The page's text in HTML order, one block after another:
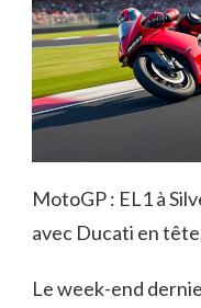
MotoGP : EL1 à
avec Ducati en
Le week-end